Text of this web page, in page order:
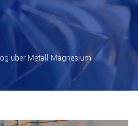
über Metall Magnesium